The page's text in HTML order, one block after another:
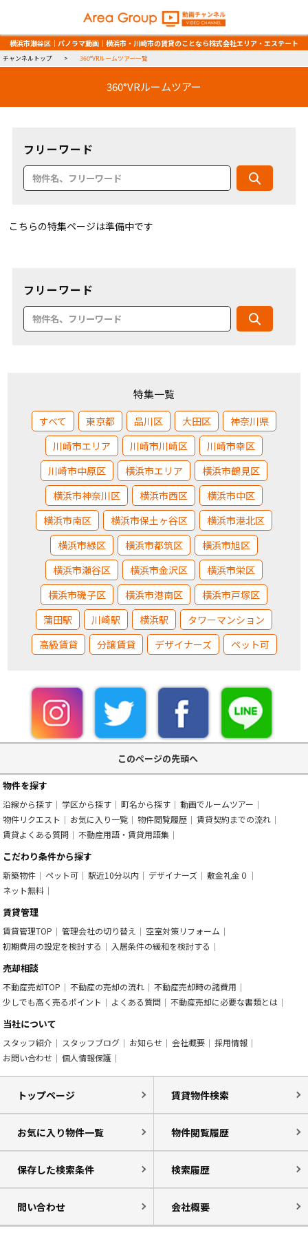
横浜市瀬谷区｜パノラマ動画｜横浜市・川崎市の賃貸のことなら株式会社エリア・エステート
チャンネルトップ 360°VRルームツアー一覧
360°VRルームツアー
フリーワード
こちらの特集ページは準備中です
フリーワード
特集一覧
すべて 東京都 品川区 大田区
神奈川県
川崎市エリア
川崎市川崎区
川崎市幸区
川崎市中原区
横浜市エリア
横浜市鶴見区
横浜市神奈川区
横浜市西区
横浜市中区
横浜市南区
横浜市保土ヶ谷区
横浜市港北区
横浜市緑区
横浜市都筑区
横浜市旭区
横浜市瀬谷区
横浜市金沢区
横浜市栄区
横浜市磯子区
横浜市港南区
横浜市戸塚区
蒲田駅
川崎駅 横浜駅
タワーマンション
高級賃貸
分譲賃貸 デザイナーズ ペット可
このページの先頭へ
物件を探す
沿線から探す 学区から探す 町名から探す
動画でルームツアー
物件リクエスト
お気に入り一覧 物件閲覧履歴
賃貸契約までの流れ
賃貸よくある質問
不動産用語・賃貸用語集
こだわり条件から探す
新築物件 ペット可 駅近10分以内 デザイナーズ
敷金礼金０
ネット無料
賃貸管理
賃貸管理TOP 管理会社の切り替え
空室対策リフォーム
初期費用の設定を検討する
入居条件の緩和を検討する
売却相談
不動産売却TOP 不動産の売却の流れ
不動産売却時の諸費用
少しでも高く売るポイント
よくある質問 不動産売却に必要な書類とは
当社について
スタッフ紹介 スタッフブログ お知らせ 会社概要
採用情報
お問い合わせ
個人情報保護
トップページ 賃貸物件検索
お気に入り物件一覧 物件閲覧履歴
保存した検索条件 検索履歴
問い合わせ 会社概要